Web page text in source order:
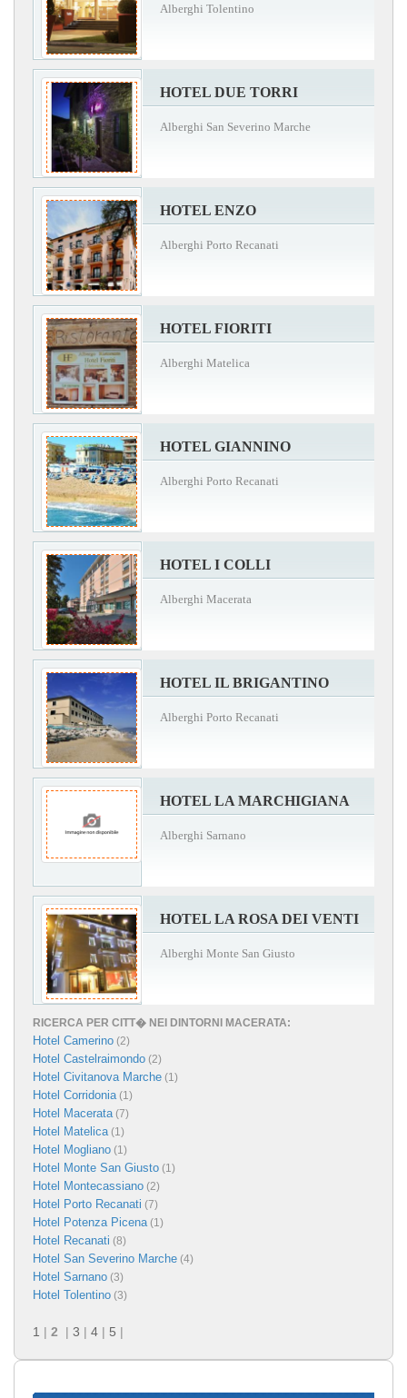
Alberghi Tolentino
HOTEL DUE TORRI
Alberghi San Severino Marche
HOTEL ENZO
Alberghi Porto Recanati
HOTEL FIORITI
Alberghi Matelica
HOTEL GIANNINO
Alberghi Porto Recanati
HOTEL I COLLI
Alberghi Macerata
HOTEL IL BRIGANTINO
Alberghi Porto Recanati
HOTEL LA MARCHIGIANA
Alberghi Sarnano
HOTEL LA ROSA DEI VENTI
Alberghi Monte San Giusto
RICERCA PER CITT� NEI DINTORNI MACERATA:
Hotel Camerino (2)
Hotel Castelraimondo (2)
Hotel Civitanova Marche (1)
Hotel Corridonia(1)
Hotel Macerata(7)
Hotel Matelica(1)
Hotel Mogliano (1)
Hotel Monte San Giusto (1)
Hotel Montecassiano (2)
Hotel Porto Recanati (7)
Hotel Potenza Picena(1)
Hotel Recanati (8)
Hotel San Severino Marche (4)
Hotel Sarnano (3)
Hotel Tolentino (3)
1 | 2 | 3 | 4 | 5 |